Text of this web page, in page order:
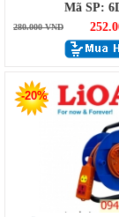
Mã SP:
280.000 VND
-20%